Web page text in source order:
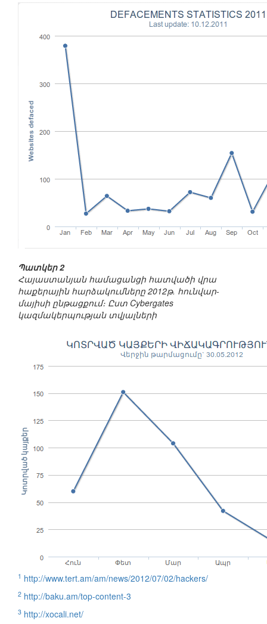
Պատկեր 2
Հայաստանյան համացանցի հատվածի վրա
հաքերային հարձակումները 2012թ. հունվար-
մայիսի ընթացքում։ Ըստ Cybergates
կազմակերպության տվյալների
1 http://www.tert.am/am/news/2012/07/02/hackers/
2 http://baku.am/top-content-3
3 http://xocali.net/